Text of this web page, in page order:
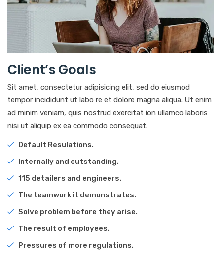
Client’s Goals
Sit amet, consectetur adipisicing elit, sed do eiusmod
tempor incididunt ut labo re et dolore magna aliqua. Ut enim
ad minim veniam, quis nostrud exercitat ion ullamco laboris
nisi ut aliquip ex ea commodo consequat.
Default Resulations.
Internally and outstanding.
115 detailers and engineers.
The teamwork it demonstrates.
Solve problem before they arise.
The result of employees.
Pressures of more regulations.